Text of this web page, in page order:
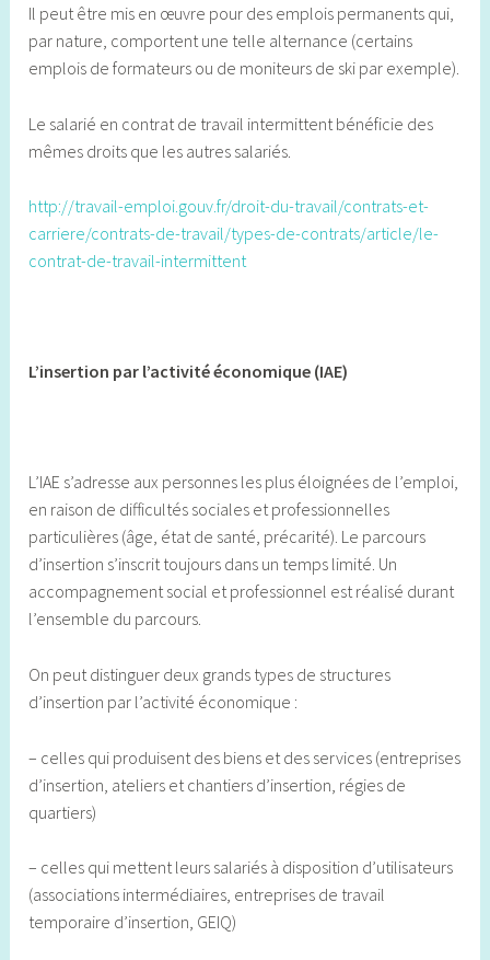
Il peut être mis en œuvre pour des emplois permanents qui,
par nature, comportent une telle alternance (certains
emplois de formateurs ou de moniteurs de ski par exemple).
Le salarié en contrat de travail intermittent bénéficie des
mêmes droits que les autres salariés.
http://travail-emploi.gouv.fr/droit-du-travail/contrats-et-
carriere/contrats-de-travail/types-de-contrats/article/le-
contrat-de-travail-intermittent
L’insertion par l’activité économique (IAE)
L’IAE s’adresse aux personnes les plus éloignées de l’emploi,
en raison de difficultés sociales et professionnelles
particulières (âge, état de santé, précarité). Le parcours
d’insertion s’inscrit toujours dans un temps limité. Un
accompagnement social et professionnel est réalisé durant
l’ensemble du parcours.
On peut distinguer deux grands types de structures
d’insertion par l’activité économique :
– celles qui produisent des biens et des services (entreprises
d’insertion, ateliers et chantiers d’insertion, régies de
quartiers)
– celles qui mettent leurs salariés à disposition d’utilisateurs
(associations intermédiaires, entreprises de travail
temporaire d’insertion, GEIQ)